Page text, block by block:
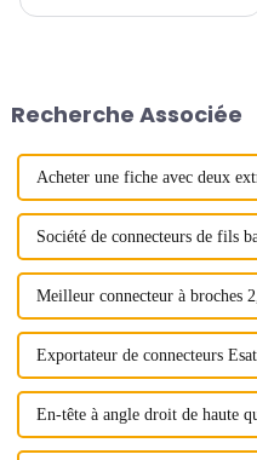
et d'expositions de Shenzhen...
Recherche Associée
Acheter une fiche avec deux
Société de connecteurs de fils
Meilleur connecteur à broches
Exportateur de connecteurs
En-tête à angle droit de haute